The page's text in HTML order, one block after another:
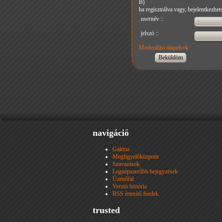
B)
ha regisztrálva vagy,
usernév ::
jelszó ::
Moderálási alapelvek
navigáció
Galéria
Megfigyelőközpont
Szavazások
Legnépszerűbb bejegyzések
Üzenőfal
Verzió história
RSS értesítő feedek
trusted